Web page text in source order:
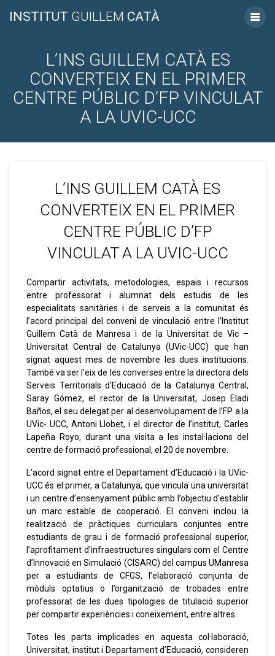
INSTITUT GUILLEM CATÀ
L’INS GUILLEM CATÀ ES
CONVERTEIX EN EL PRIMER
CENTRE PÚBLIC D’FP VINCULAT
A LA UVIC-UCC
L’INS GUILLEM CATÀ ES
CONVERTEIX EN EL PRIMER
CENTRE PÚBLIC D’FP
VINCULAT A LA UVIC-UCC
Compartir activitats, metodologies, espais i recursos
entre professorat i alumnat dels estudis de les
especialitats sanitàries i de serveis a la comunitat és
l’acord principal del conveni de vinculació entre l’Institut
Guillem Catà de Manresa i de la Universitat de Vic –
Universitat Central de Catalunya (UVic-UCC) que han
signat aquest mes de novembre les dues institucions.
També va ser l’eix de les converses entre la directora dels
Serveis Territorials d’Educació de la Catalunya Central,
Saray Gómez, el rector de la Universitat, Josep Eladi
Baños, el seu delegat per al desenvolupament de l’FP a la
UVic- UCC, Antoni Llobet, i el director de l’institut, Carles
Lapeña Royo, durant una visita a les instal·lacions del
centre de formació professional, el 20 de novembre.
L’acord signat entre el Departament d’Educació i la UVic-
UCC és el primer, a Catalunya, que vincula una universitat
i un centre d’ensenyament públic amb l’objectiu d’establir
un marc estable de cooperació. El conveni inclou la
realització de pràctiques curriculars conjuntes entre
estudiants de grau i de formació professional superior,
l’aprofitament d’infraestructures singulars com el Centre
d’Innovació en Simulació (CISARC) del campus UManresa
per a estudiants de CFGS, l’elaboració conjunta de
mòduls optatius o l’organització de trobades entre
professorat de les dues tipologies de titulació superior
per compartir experiències i coneixement, entre altres.
Totes les parts implicades en aquesta col·laboració,
Universitat, institut i Departament d’Educació, consideren